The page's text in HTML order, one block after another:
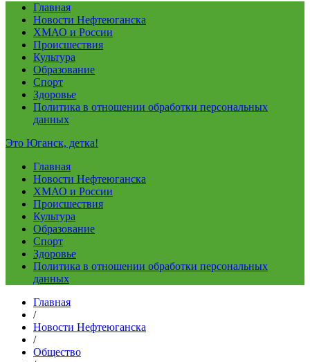
Главная
Новости Нефтеюганска
ХМАО и России
Происшествия
Культура
Образование
Спорт
Здоровье
Политика в отношении обработки персональных
данных
Это Юганск, детка!
Главная
Новости Нефтеюганска
ХМАО и России
Происшествия
Культура
Образование
Спорт
Здоровье
Политика в отношении обработки персональных
данных
Главная
/
Новости Нефтеюганска
/
Общество